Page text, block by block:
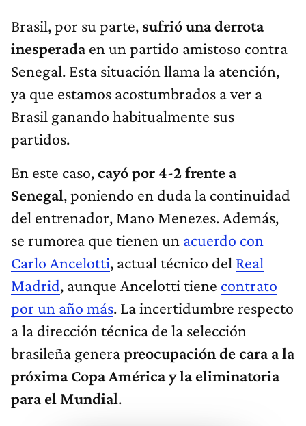
Brasil, por su parte, sufrió una derrota
inesperadaen un partido amistoso contra
Senegal. Esta situación llama la atención,
ya que estamos acostumbrados a ver a
Brasil ganando habitualmente sus
partidos.
En este caso,cayó por 4-2 frente a
Senegal, poniendo en duda la continuidad
del entrenador, Mano Menezes. Además,
se rumorea que tienen un acuerdo con
Carlo Ancelotti, actual técnico del Real
Madrid, aunque Ancelotti tiene contrato
por un año más. La incertidumbre respecto
a la dirección técnica de la selección
brasileña generapreocupación de cara a la
próxima Copa América y la eliminatoria
para el Mundial.